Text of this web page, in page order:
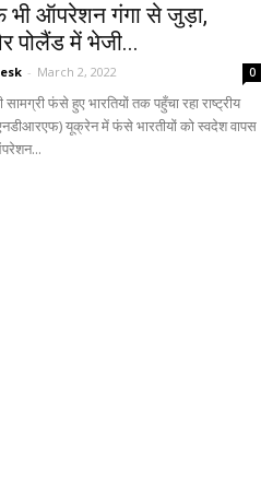
भी ऑपरेशन गंगा से जुड़ा,
पोलैंड में भेजी...
- March 2, 2022 0
फंसे हुए भारतियों तक पहुँचा रहा राष्ट्रीय
यूक्रेन में फंसे भारतीयों को स्वदेश वापस